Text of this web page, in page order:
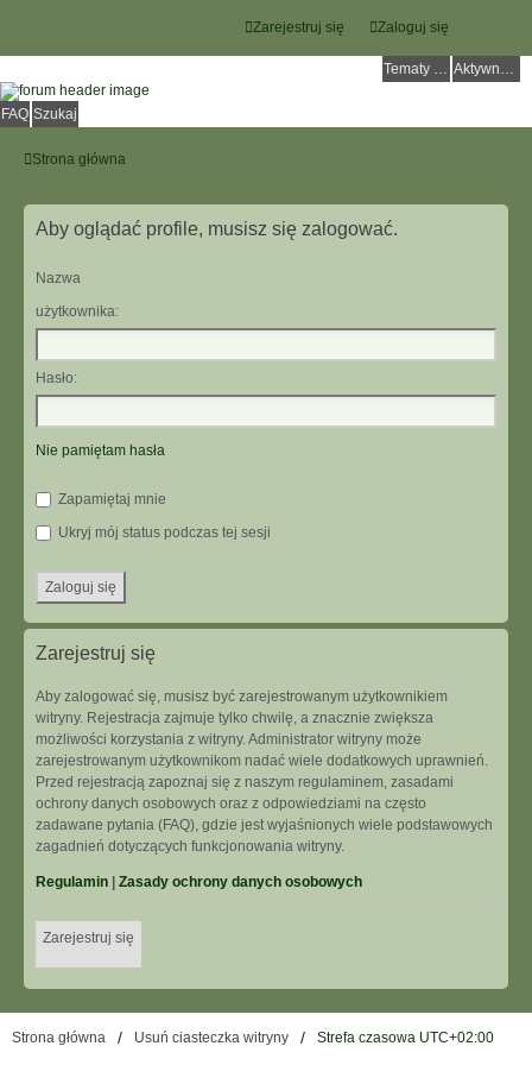
Zaloguj się
Zarejestruj się
Tematy bez odpowiedzi Aktywne tematy
FAQ Szukaj
Strona główna
Aby oglądać profile, musisz się zalogować.
Nazwa
użytkownika:
Hasło:
Nie pamiętam hasła
Zapamiętaj mnie
Ukryj mój status podczas tej sesji
Zarejestruj się
Aby zalogować się, musisz być zarejestrowanym użytkownikiem
witryny. Rejestracja zajmuje tylko chwilę, a znacznie zwiększa
możliwości korzystania z witryny. Administrator witryny może
zarejestrowanym użytkownikom nadać wiele dodatkowych uprawnień.
Przed rejestracją zapoznaj się z naszym regulaminem, zasadami
ochrony danych osobowych oraz z odpowiedziami na często
zadawane pytania (FAQ), gdzie jest wyjaśnionych wiele podstawowych
zagadnień dotyczących funkcjonowania witryny.
Regulamin Zasady ochrony danych osobowych
Zarejestruj się
Strona główna Usuń ciasteczka witryny Strefa czasowa UTC+02:00